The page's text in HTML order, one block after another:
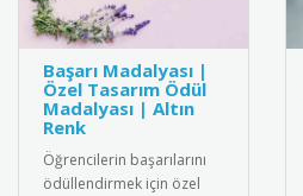
Başarı Madalyası |
Özel Tasarım Ödül
Madalyası | Altın
Renk
Öğrencilerin başarılarını
ödüllendirmek için özel